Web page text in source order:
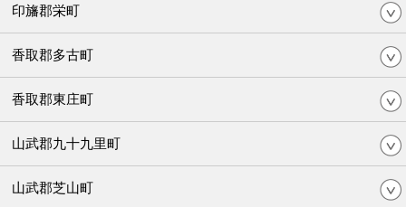
印旛郡栄町
香取郡多古町
香取郡東庄町
山武郡九十九里町
山武郡芝山町